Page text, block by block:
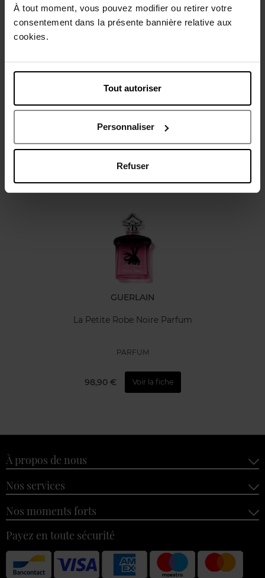
À tout moment, vous pouvez modifier ou retirer votre
consentement dans la présente bannière relative aux
cookies.
Tout autoriser
Personnaliser
Refuser
Description
Politique relative aux avis des clients
Oublié quelque chose ?
GUERLAIN
La Petite Robe Noire Parfum
PARFUM
98,90 € Voir la fiche
À propos de nous
Nos services
Nos moments forts
Payez en toute sécurité